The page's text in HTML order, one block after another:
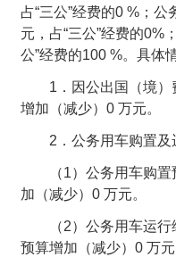
占“三公”经费的0 %；
元，占“三公”经费的0%
公”经费的100 %。具体
1．因公出国（境）
增加（减少）0 万元。
2．公务用车购置及
（1）公务用车购置
加（减少）0 万元。
（2）公务用车运行
预算增加（减少）0 万元